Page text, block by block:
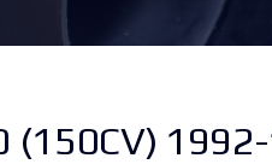
(150CV)